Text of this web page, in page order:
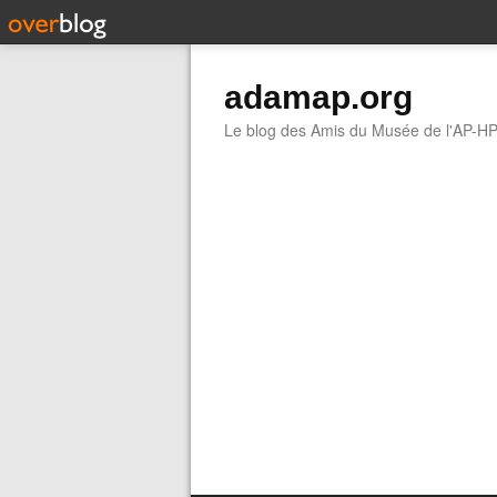
adamap.org
Le blog des Amis du Musée de l'AP-HP